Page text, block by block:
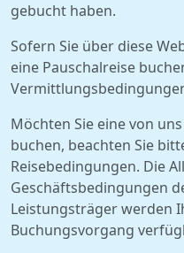
gebucht haben.
Sofern Sie über diese
eine Pauschalreise
Möchten Sie eine von
buchen, beachten Sie
Reisebedingungen. Die
Geschäftsbedingungen
Leistungsträger werden
Buchungsvorgang